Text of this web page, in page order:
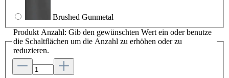
Brushed Gunmetal
Produkt Anzahl: Gib den gewünschten Wert ein oder benutze
die Schaltflächen um die Anzahl zu erhöhen oder zu
reduzieren.